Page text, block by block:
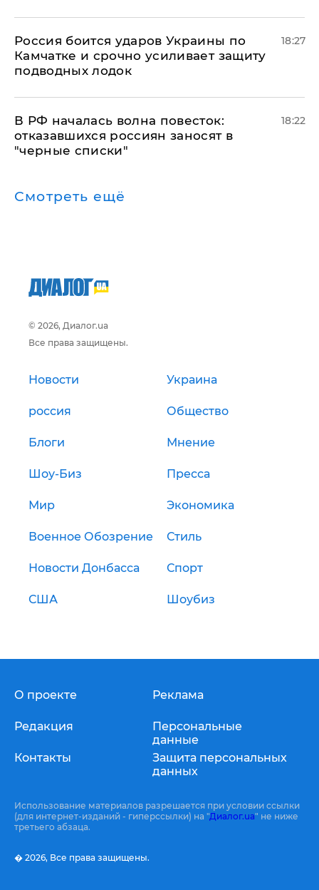
Россия боится ударов Украины по
Камчатке и срочно усиливает защиту
подводных лодок
18:27
​В РФ началась волна повесток:
отказавшихся россиян заносят в
"черные списки"
18:22
Смотреть ещё
© 2026, Диалог.ua
Все права защищены.
Новости Украина
россия Общество
Блоги Мнение
Шоу-Биз Пресса
Мир Экономика
Военное Обозрение Стиль
Новости Донбасса Спорт
США Шоубиз
О проекте
Редакция
Контакты
Реклама
Персональные
данные
Защита персональных
данных
Использование материалов разрешается при условии ссылки
(для интернет-изданий - гиперссылки) на "Диалог.ua" не ниже
третьего абзаца.
� 2026, Все права защищены.